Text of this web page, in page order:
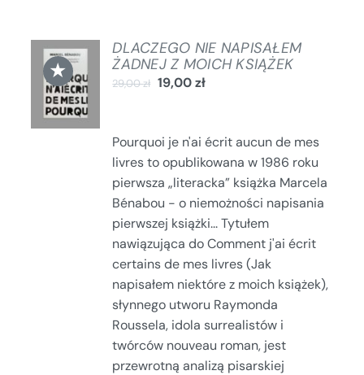
★
DODAJ
DO
KOSZYKA
/
SZCZEGÓŁY
DLACZEGO NIE NAPISAŁEM
ŻADNEJ Z MOICH KSIĄŻEK
29,00zł 19,00zł
Pourquoi je n'ai écrit aucun de mes
livres to opublikowana w 1986 roku
pierwsza „literacka” książka Marcela
Bénabou - o niemożności napisania
pierwszej książki... Tytułem
nawiązująca do Comment j'ai écrit
certains de mes livres (Jak
napisałem niektóre z moich książek),
słynnego utworu Raymonda
Roussela, idola surrealistów i
twórców nouveau roman, jest
przewrotną analizą pisarskiej